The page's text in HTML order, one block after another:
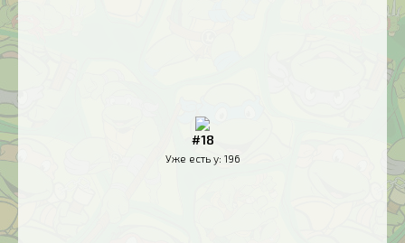
#18
Уже есть у: 196